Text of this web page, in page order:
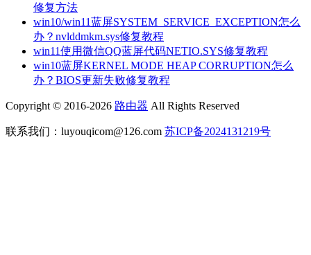
修复方法
win10/win11蓝屏SYSTEM_SERVICE_EXCEPTION怎么
办？nvlddmkm.sys修复教程
win11使用微信QQ蓝屏代码NETIO.SYS修复教程
win10蓝屏KERNEL MODE HEAP CORRUPTION怎么
办？BIOS更新失败修复教程
Copyright © 2016-2026 路由器 All Rights Reserved
联系我们：luyouqicom@126.com 苏ICP备2024131219号